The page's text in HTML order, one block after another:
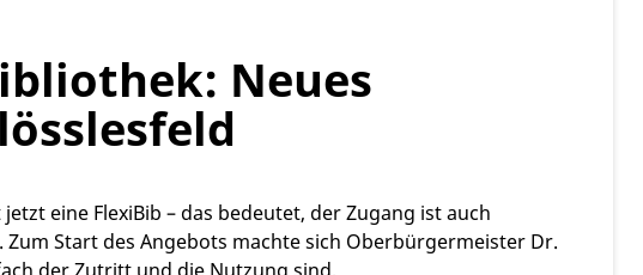
Neues
eine FlexiBib – das bedeutet, der Zugang ist auch
Start des Angebots machte sich Oberbürgermeister Dr.
der Zutritt und die Nutzung sind.